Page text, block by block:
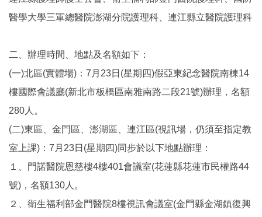
醫學大學三軍總醫院澎湖分院護理科、連江縣立醫院護理科
二、辦理時間、地點及名額如下：
(一)北區(實體場)：7月23日(星期四)假亞東紀念醫院南棟14
樓國際會議廳(新北市板橋區南雅南路二段21號)辦理，名額
280人。
(二)東區、金門區、澎湖區、連江區(視訊場，仍須至指定教
室上課)：7月23日(星期四)同步於以下地點辦理：
１、門諾醫院恩慈樓4樓401會議室(花蓮縣花蓮市民權路44
號)，名額130人。
２、衛生福利部金門醫院8樓視訊會議室(金門縣金湖鎮復興